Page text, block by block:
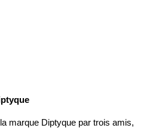
marque Diptyque par trois amis,